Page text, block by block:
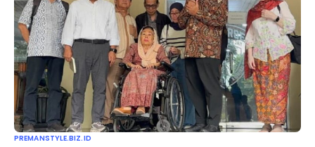
PREMANSTYLE.BIZ.ID